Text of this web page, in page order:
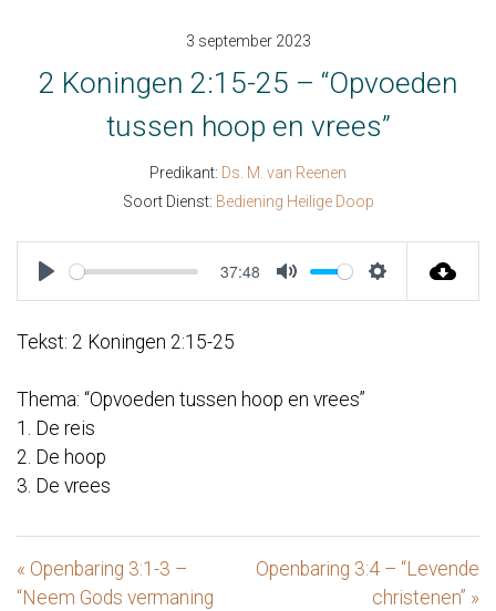
3 september 2023
2 Koningen 2:15-25 – “Opvoeden
tussen hoop en vrees”
Predikant: Ds. M. van Reenen
Soort Dienst: Bediening Heilige Doop
Play
37:48
Mute Settings
Tekst: 2 Koningen 2:15-25
Thema: “Opvoeden tussen hoop en vrees”
1. De reis
2. De hoop
3. De vrees
« Openbaring 3:1-3 –
“Neem Gods vermaning
Openbaring 3:4 – “Levende
christenen” »